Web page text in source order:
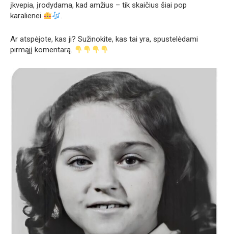
įkvepia, įrodydama, kad amžius – tik skaičius šiai pop
karalienei
.
Ar atspėjote, kas ji? Sužinokite, kas tai yra, spustelėdami
pirmąjį komentarą.